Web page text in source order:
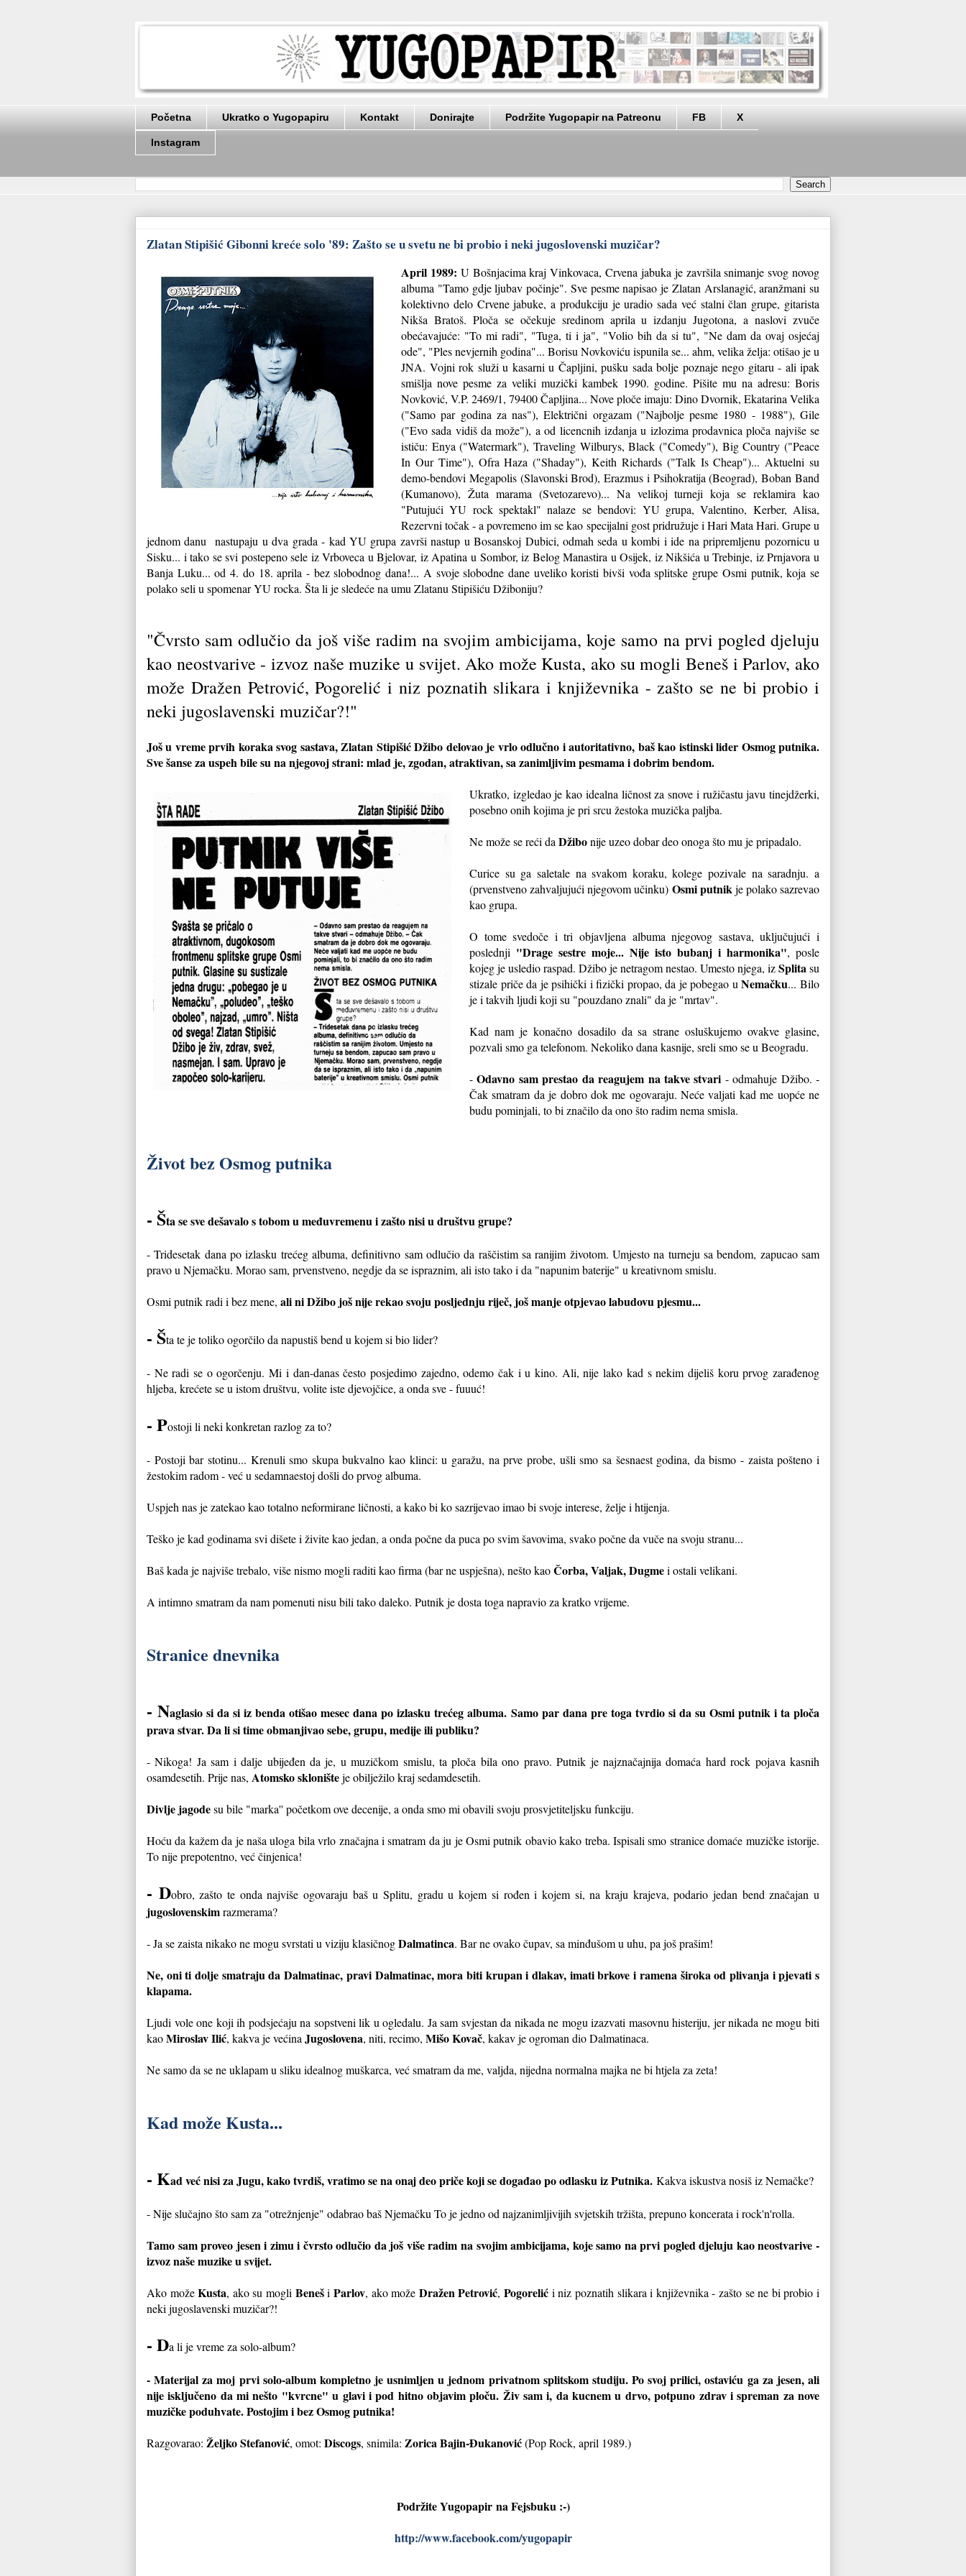
Početna Ukratko o Yugopapiru Kontakt Donirajte Podržite Yugopapir na Patreonu FB X
Instagram
Zlatan Stipišić Gibonni kreće solo '89: Zašto se u svetu ne bi probio i neki jugoslovenski muzičar?
April 1989: U Bošnjacima kraj Vinkovaca, Crvena jabuka je završila snimanje svog novog
albuma "Tamo gdje ljubav počinje". Sve pesme napisao je Zlatan Arslanagić, aranžmani su
kolektivno delo Crvene jabuke, a produkciju je uradio sada već stalni član grupe, gitarista
Nikša Bratoš. Ploča se očekuje sredinom aprila u izdanju Jugotona, a naslovi zvuče
obećavajuće: "To mi radi", "Tuga, ti i ja", "Volio bih da si tu", "Ne dam da ovaj osjećaj
ode", "Ples nevjernih godina"... Borisu Novkoviću ispunila se... ahm, velika želja: otišao je u
JNA. Vojni rok služi u kasarni u Čapljini, pušku sada bolje poznaje nego gitaru - ali ipak
smišlja nove pesme za veliki muzički kambek 1990. godine. Pišite mu na adresu: Boris
Novković, V.P. 2469/1, 79400 Čapljina... Nove ploče imaju: Dino Dvornik, Ekatarina Velika
("Samo par godina za nas"), Električni orgazam ("Najbolje pesme 1980 - 1988"), Gile
("Evo sada vidiš da može"), a od licencnih izdanja u izlozima prodavnica ploča najviše se
ističu: Enya ("Watermark"), Traveling Wilburys, Black ("Comedy"), Big Country ("Peace
In Our Time"), Ofra Haza ("Shaday"), Keith Richards ("Talk Is Cheap")... Aktuelni su
demo-bendovi Megapolis (Slavonski Brod), Erazmus i Psihokratija (Beograd), Boban Band
(Kumanovo), Žuta marama (Svetozarevo)... Na velikoj turneji koja se reklamira kao
"Putujući YU rock spektakl" nalaze se bendovi: YU grupa, Valentino, Kerber, Alisa,
Rezervni točak - a povremeno im se kao specijalni gost pridružuje i Hari Mata Hari. Grupe u
jednom danu nastupaju u dva grada - kad YU grupa završi nastup u Bosanskoj Dubici, odmah seda u kombi i ide na pripremljenu pozornicu u
Sisku... i tako se svi postepeno sele iz Vrboveca u Bjelovar, iz Apatina u Sombor, iz Belog Manastira u Osijek, iz Nikšića u Trebinje, iz Prnjavora u
Banja Luku... od 4. do 18. aprila - bez slobodnog dana!... A svoje slobodne dane uveliko koristi bivši vođa splitske grupe Osmi putnik, koja se
polako seli u spomenar YU rocka. Šta li je sledeće na umu Zlatanu Stipišiću Džiboniju?
"Čvrsto sam odlučio da još više radim na svojim ambicijama, koje samo na prvi pogled djeluju
kao neostvarive - izvoz naše muzike u svijet. Ako može Kusta, ako su mogli Beneš i Parlov, ako
može Dražen Petrović, Pogorelić i niz poznatih slikara i književnika - zašto se ne bi probio i
neki jugoslavenski muzičar?!"
Još u vreme prvih koraka svog sastava, Zlatan Stipišić Džibo delovao je vrlo odlučno i autoritativno, baš kao istinski lider Osmog putnika.
Sve šanse za uspeh bile su na njegovoj strani: mlad je, zgodan, atraktivan, sa zanimljivim pesmama i dobrim bendom.
Ukratko, izgledao je kao idealna ličnost za snove i ružičastu javu tinejdžerki,
posebno onih kojima je pri srcu žestoka muzička paljba.
Ne može se reći da Džibonije uzeo dobar deo onoga što mu je pripadalo.
Curice su ga saletale na svakom koraku, kolege pozivale na saradnju. a
(prvenstveno zahvaljujući njegovom učinku) Osmi putnik je polako sazrevao
kao grupa.
O tome svedoče i tri objavljena albuma njegovog sastava, uključujući i
poslednji "Drage sestre moje... Nije isto bubanj i harmonika", posle
kojeg je usledio raspad. Džibo je netragom nestao. Umesto njega, izSplita su
stizale priče da je psihički i fizički propao, da je pobegao uNemačku... Bilo
je i takvih ljudi koji su "pouzdano znali" da je "mrtav".
Kad nam je konačno dosadilo da sa strane osluškujemo ovakve glasine,
pozvali smo ga telefonom. Nekoliko dana kasnije, sreli smo se u Beogradu.
-Odavno sam prestao da reagujem na takve stvari - odmahuje Džibo. -
Čak smatram da je dobro dok me ogovaraju. Neće valjati kad me uopće ne
budu pominjali, to bi značilo da ono što radim nema smisla.
Život bez Osmog putnika
- Šta se sve dešavalo s tobom u međuvremenu i zašto nisi u društvu grupe?
- Tridesetak dana po izlasku trećeg albuma, definitivno sam odlučio da raščistim sa ranijim životom. Umjesto na turneju sa bendom, zapucao sam
pravo u Njemačku. Morao sam, prvenstveno, negdje da se ispraznim, ali isto tako i da "napunim baterije" u kreativnom smislu.
Osmi putnik radi i bez mene, ali ni Džibo još nije rekao svoju posljednju riječ, još manje otpjevao labudovu pjesmu...
- Šta te je toliko ogorčilo da napustiš bend u kojem si bio lider?
- Ne radi se o ogorčenju. Mi i dan-danas često posjedimo zajedno, odemo čak i u kino. Ali, nije lako kad s nekim dijeliš koru prvog zarađenog
hljeba, krećete se u istom društvu, volite iste djevojčice, a onda sve - fuuuć!
- Postoji li neki konkretan razlog za to?
- Postoji bar stotinu... Krenuli smo skupa bukvalno kao klinci: u garažu, na prve probe, ušli smo sa šesnaest godina, da bismo - zaista pošteno i
žestokim radom - već u sedamnaestoj došli do prvog albuma.
Uspjeh nas je zatekao kao totalno neformirane ličnosti, a kako bi ko sazrijevao imao bi svoje interese, želje i htijenja.
Teško je kad godinama svi dišete i živite kao jedan, a onda počne da puca po svim šavovima, svako počne da vuče na svoju stranu...
Baš kada je najviše trebalo, više nismo mogli raditi kao firma (bar ne uspješna), nešto kaoČorba, Valjak, Dugmei ostali velikani.
A intimno smatram da nam pomenuti nisu bili tako daleko. Putnik je dosta toga napravio za kratko vrijeme.
Stranice dnevnika
- Naglasio si da si iz benda otišao mesec dana po izlasku trećeg albuma. Samo par dana pre toga tvrdio si da su Osmi putnik i ta ploča
prava stvar. Da li si time obmanjivao sebe, grupu, medije ili publiku?
- Nikoga! Ja sam i dalje ubijeđen da je, u muzičkom smislu, ta ploča bila ono pravo. Putnik je najznačajnija domaća hard rock pojava kasnih
osamdesetih. Prije nas, Atomsko skloništeje obilježilo kraj sedamdesetih.
Divlje jagodesu bile "marka'' početkom ove decenije, a onda smo mi obavili svoju prosvjetiteljsku funkciju.
Hoću da kažem da je naša uloga bila vrlo značajna i smatram da ju je Osmi putnik obavio kako treba. Ispisali smo stranice domaće muzičke istorije.
To nije prepotentno, već činjenica!
- Dobro, zašto te onda najviše ogovaraju baš u Splitu, gradu u kojem si rođen i kojem si, na kraju krajeva, podario jedan bend značajan u
jugoslovenskimrazmerama?
- Ja se zaista nikako ne mogu svrstati u viziju klasičnogDalmatinca. Bar ne ovako čupav, sa minđušom u uhu, pa još prašim!
Ne, oni ti dolje smatraju da Dalmatinac, pravi Dalmatinac, mora biti krupan i dlakav, imati brkove i ramena široka od plivanja i pjevati s
klapama.
Ljudi vole one koji ih podsjećaju na sopstveni lik u ogledalu. Ja sam svjestan da nikada ne mogu izazvati masovnu histeriju, jer nikada ne mogu biti
kaoMiroslav Ilić, kakva je većina Jugoslovena, niti, recimo, Mišo Kovač, kakav je ogroman dio Dalmatinaca.
Ne samo da se ne uklapam u sliku idealnog muškarca, već smatram da me, valjda, nijedna normalna majka ne bi htjela za zeta!
Kad može Kusta...
- Kad već nisi za Jugu, kako tvrdiš, vratimo se na onaj deo priče koji se događao po odlasku iz Putnika. Kakva iskustva nosiš iz Nemačke?
- Nije slučajno što sam za "otrežnjenje" odabrao baš Njemačku To je jedno od najzanimljivijih svjetskih tržišta, prepuno koncerata i rock'n'rolla.
Tamo sam proveo jesen i zimu i čvrsto odlučio da još više radim na svojim ambicijama, koje samo na prvi pogled djeluju kao neostvarive -
izvoz naše muzike u svijet.
Ako možeKusta, ako su mogli Beneši Parlov, ako može Dražen Petrović,Pogorelić i niz poznatih slikara i književnika - zašto se ne bi probio i
neki jugoslavenski muzičar?!
- Da li je vreme za solo-album?
- Materijal za moj prvi solo-album kompletno je usnimljen u jednom privatnom splitskom studiju. Po svoj prilici, ostaviću ga za jesen, ali
nije isključeno da mi nešto "kvrcne" u glavi i pod hitno objavim ploču. Živ sam i, da kucnem u drvo, potpuno zdrav i spreman za nove
muzičke poduhvate. Postojim i bez Osmog putnika!
Razgovarao: Željko Stefanović, omot: Discogs, snimila: Zorica Bajin-Đukanović(Pop Rock, april 1989.)
Podržite Yugopapirna Fejsbuku :-)
http://www.facebook.com/yugopapir